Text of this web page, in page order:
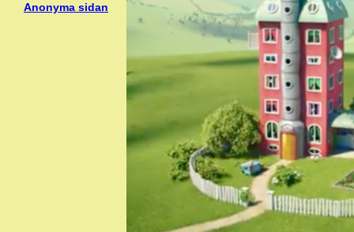
Anonyma sidan